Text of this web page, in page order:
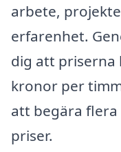
arbete,
erfarenhet.
dig att priserna
kronor per
att begära
priser.